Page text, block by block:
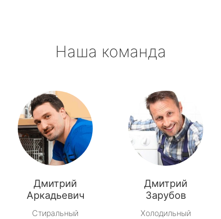
Наша команда
Дмитрий
Аркадьевич
Стиральный
Дмитрий
Зарубов
Холодильный